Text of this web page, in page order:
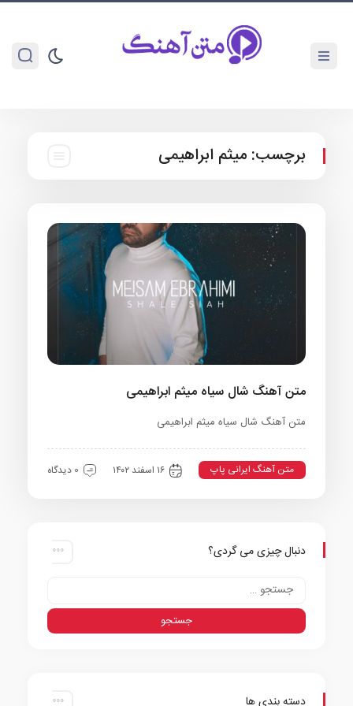
برچسب: میثم ابراهیمی
متن آهنگ شال سیاه میثم ابراهیمی
متن آهنگ شال سیاه میثم ابراهیمی
متن آهنگ ایرانی پاپ ۱۶ اسفند ۱۴۰۲ 0 دیدگاه
دنبال چیزی می گردی؟